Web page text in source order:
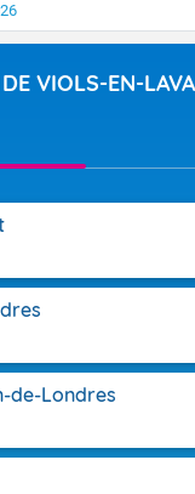
VIOLS-EN-
de-Londres